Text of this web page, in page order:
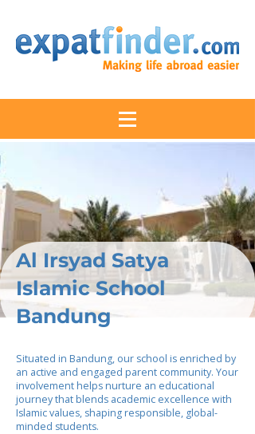
Al Irsyad Satya
Islamic School
Bandung
Situated in Bandung, our school is enriched by
an active and engaged parent community. Your
involvement helps nurture an educational
journey that blends academic excellence with
Islamic values, shaping responsible, global-
minded students.